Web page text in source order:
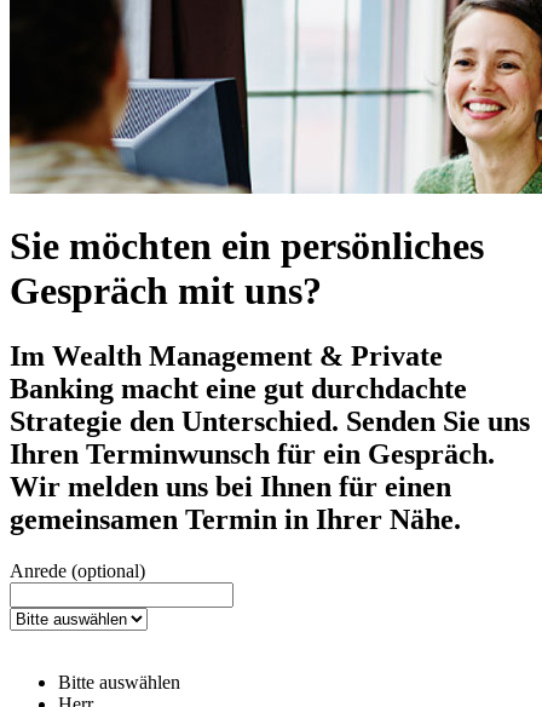
Sie möchten ein persönliches
Gespräch mit uns?
Im Wealth Management & Private
Banking macht eine gut durchdachte
Strategie den Unterschied. Senden Sie uns
Ihren Terminwunsch für ein Gespräch.
Wir melden uns bei Ihnen für einen
gemeinsamen Termin in Ihrer Nähe.
Anrede (optional)
Bitte auswählen